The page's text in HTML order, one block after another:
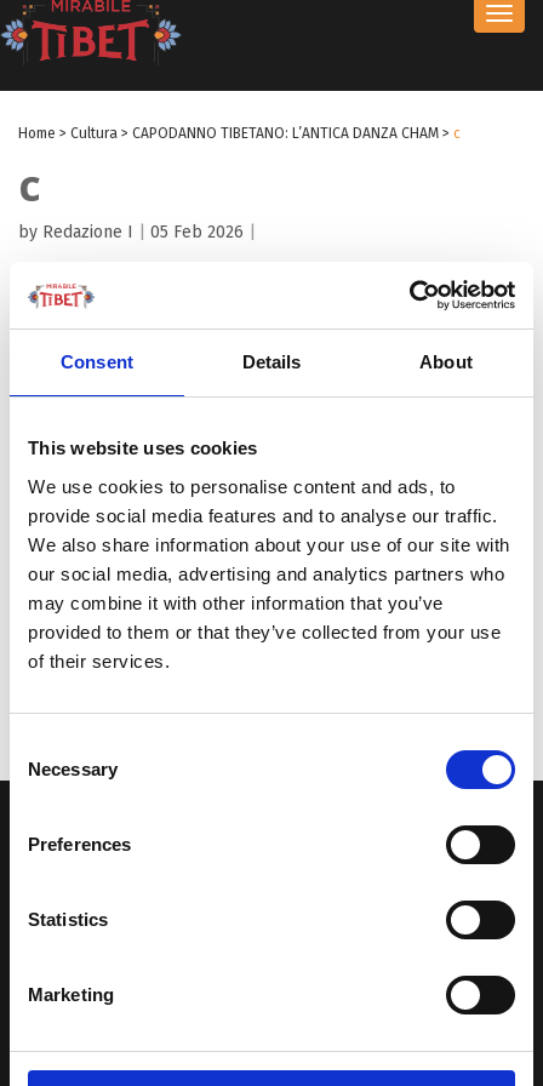
Consent Details About
This website uses cookies
We use cookies to personalise content and ads, to
provide social media features and to analyse our traffic.
We also share information about your use of our site with
our social media, advertising and analytics partners who
may combine it with other information that you’ve
provided to them or that they’ve collected from your use
of their services.
Selection
Necessary
Preferences
Statistics
Marketing
Home > Cultura > CAPODANNO TIBETANO: L’ANTICA DANZA CHAM > c
c
by Redazione I 05 Feb 2026
LA NOSTRA MISSION
Una comunità di appassionati della cultura tibetana che hanno
avuto modo di viaggiare e conoscere questa meravigliosa regione.
paesaggi e la sua gente è capace di riempire il cuore.